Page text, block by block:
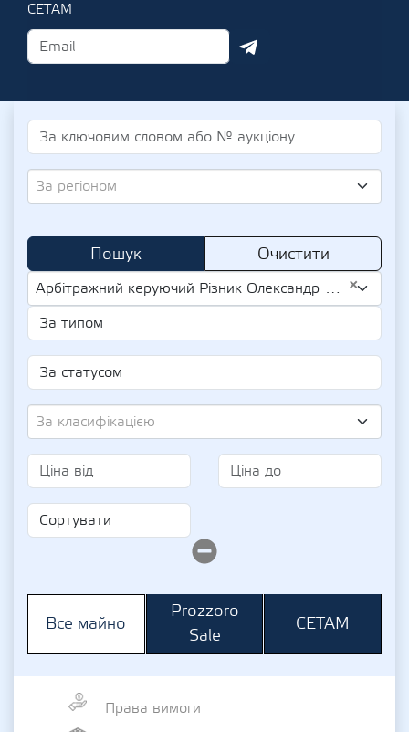
СЕТАМ
За регіоном
Пошук Очистити
×
Арбітражний керуючий Різник Олександр Юрійович (UA-IPN 3297809955)
За класифікацією
Все майно
Prozzoro
Sale
СЕТАМ
Права вимоги